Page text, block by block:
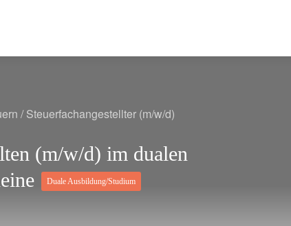
/Steuerfachangestellter (m/w/d)
(m/w/d) im dualen
Duale Ausbildung/Studium